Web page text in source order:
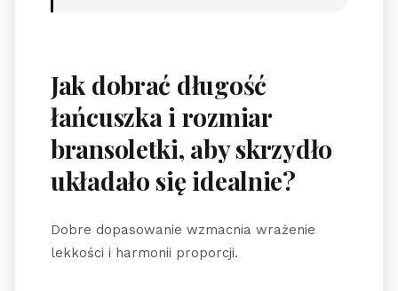
Jak dobrać długość
łańcuszka i rozmiar
bransoletki, aby skrzydło
układało się idealnie?
Dobre dopasowanie wzmacnia wrażenie
lekkości i harmonii proporcji.